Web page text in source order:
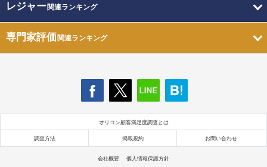
レジャー関連ランキング
専門家評価関連ランキング
オリコン顧客満足度調査とは
調査方法 掲載規約 お問い合わせ
会社概要 個人情報保護方針